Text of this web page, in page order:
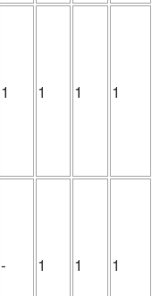
1 1 1 1
- 1 1 1